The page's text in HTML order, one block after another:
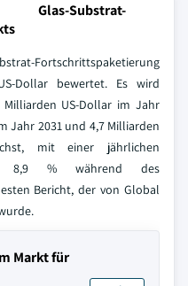
Substrat-
Fortschrittspaketierung
Dollar bewertet. Es wird
US-Dollar im Jahr
Jahr 2031 und 4,7 Milliarden
mit einer jährlichen
8,9 % während des
Bericht, der von Global
Markt für